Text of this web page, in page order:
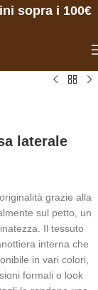
sopra i 100€
laterale
grazie alla
sul petto, un
Il tessuto
interna che
in vari colori,
formali o look